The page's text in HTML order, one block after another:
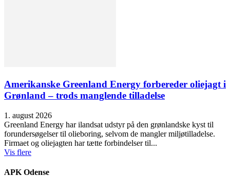
Amerikanske Greenland Energy forbereder oliejagt i
Grønland – trods manglende tilladelse
1. august 2026
Greenland Energy har ilandsat udstyr på den grønlandske kyst til
forundersøgelser til olieboring, selvom de mangler miljøtilladelse.
Firmaet og oliejagten har tætte forbindelser til...
Vis flere
APK Odense